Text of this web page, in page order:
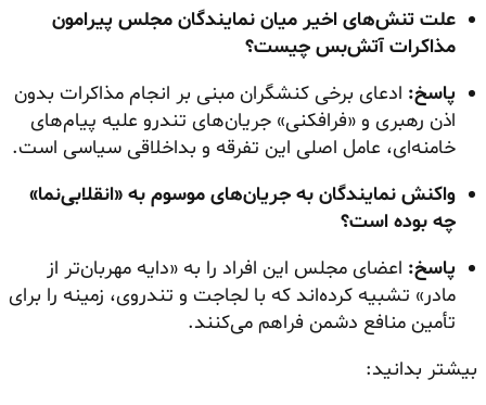
علت تنش‌های اخیر میان نمایندگان مجلس پیرامون
مذاکرات آتش‌بس چیست؟
پاسخ: ادعای برخی کنشگران مبنی بر انجام مذاکرات بدون
اذن رهبری و «فرافکنی» جریان‌های تندرو علیه پیام‌های
خامنه‌ای، عامل اصلی این تفرقه و بداخلاقی سیاسی است.
واکنش نمایندگان به جریان‌های موسوم به «انقلابی‌نما»
چه بوده است؟
پاسخ: اعضای مجلس این افراد را به «دایه مهربان‌تر از
مادر» تشبیه کرده‌اند که با لجاجت و تندروی، زمینه را برای
تأمین منافع دشمن فراهم می‌کنند.
بیشتر بدانید: